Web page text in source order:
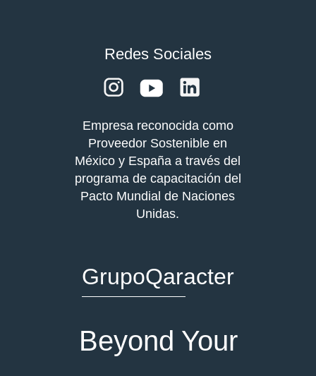
Redes Sociales
Empresa reconocida como
Proveedor Sostenible en
México y España a través del
programa de capacitación del
Pacto Mundial de Naciones
Unidas.
GrupoQaracter
Beyond Your